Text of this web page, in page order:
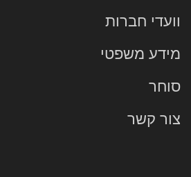
וועדי חברות
מידע משפטי
סוחר
צור קשר